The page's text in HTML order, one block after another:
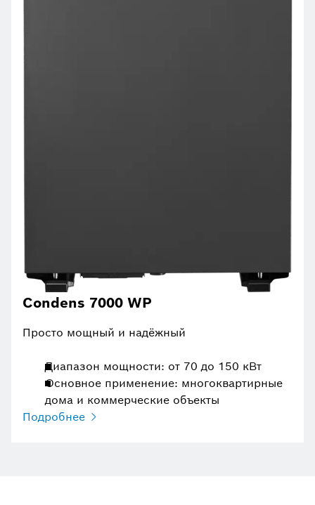
Condens 7000 WP
Просто мощный и надёжный
Диапазон мощности: от 70 до 150 кВт
Основное применение: многоквартирные
дома и коммерческие объекты
Подробнее